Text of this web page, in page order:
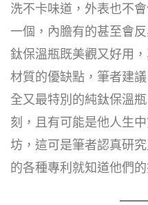
洗不卡味道，外表也不
一個，內膽有的甚至會
鈦保溫瓶既美觀又好用
材質的優缺點，筆者建
全又最特別的純鈦保溫
刻，且有可能是他人生
坊，這可是筆者認真研
的各種專利就知道他們的